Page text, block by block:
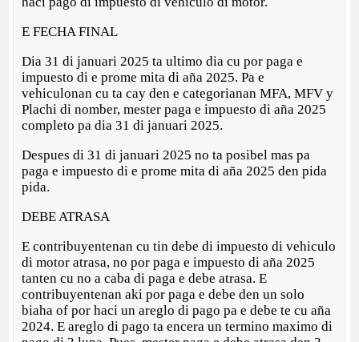
E FECHA FINAL
Dia 31 di januari 2025 ta ultimo dia cu por paga e
impuesto di e prome mita di aña 2025. Pa e
vehiculonan cu ta cay den e categorianan MFA, MFV y
Plachi di nomber, mester paga e impuesto di aña 2025
completo pa dia 31 di januari 2025.
Despues di 31 di januari 2025 no ta posibel mas pa
paga e impuesto di e prome mita di aña 2025 den pida
pida.
DEBE ATRASA
E contribuyentenan cu tin debe di impuesto di vehiculo
di motor atrasa, no por paga e impuesto di aña 2025
tanten cu no a caba di paga e debe atrasa. E
contribuyentenan aki por paga e debe den un solo
biaha of por haci un areglo di pago pa e debe te cu aña
2024. E areglo di pago ta encera un termino maximo di